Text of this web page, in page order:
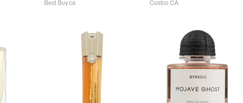
Best Buy.ca Costco CA